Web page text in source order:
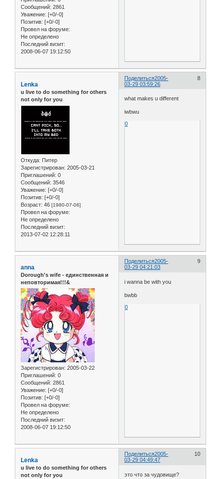
Сообщений: 2861
Уважение: [+0/-0]
Позитив: [+0/-0]
Провел на форуме:
Не определено
Последний визит:
2008-06-07 19:12:50
Поделиться 8
2005-
03-29 03:59:26
Lenka
u live to do something for others
not only for you
Откуда: Питер
Зарегистрирован: 2005-03-21
Приглашений: 0
Сообщений: 3546
Уважение: [+0/-0]
Позитив: [+0/-0]
Возраст: 46 [1980-07-06]
Провел на форуме:
Не определено
Последний визит:
2013-07-02 12:28:11
what makes u different
iwbwu
0
Поделиться 9
2005-
03-29 04:21:03
anna
Dorough's wife - единственная и
неповторимая!!!&
Зарегистрирован: 2005-03-22
Приглашений: 0
Сообщений: 2861
Уважение: [+0/-0]
Позитив: [+0/-0]
Провел на форуме:
Не определено
Последний визит:
2008-06-07 19:12:50
i wanna be with you
bwbb
0
Поделиться 10
2005-
03-29 04:49:47
Lenka
u live to do something for others
not only for you
это что за чудовище?